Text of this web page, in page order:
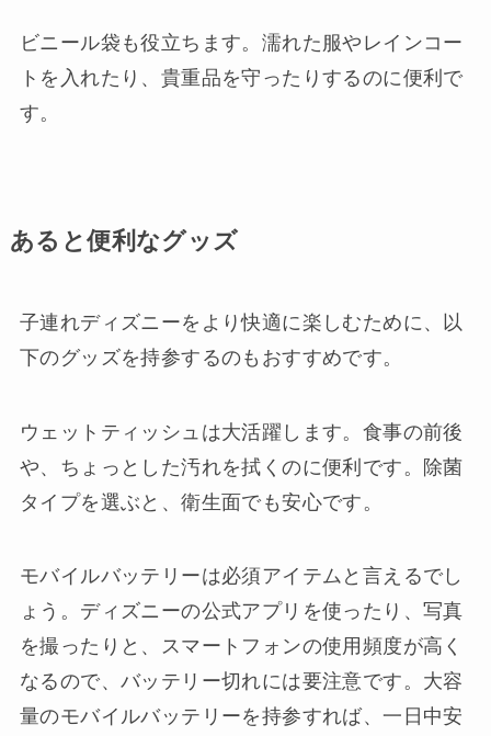
ビニール袋も役立ちます。濡れた服やレインコー
トを入れたり、貴重品を守ったりするのに便利で
す。
あると便利なグッズ
子連れディズニーをより快適に楽しむために、以
下のグッズを持参するのもおすすめです。
ウェットティッシュは大活躍します。食事の前後
や、ちょっとした汚れを拭くのに便利です。除菌
タイプを選ぶと、衛生面でも安心です。
モバイルバッテリーは必須アイテムと言えるでし
ょう。ディズニーの公式アプリを使ったり、写真
を撮ったりと、スマートフォンの使用頻度が高く
なるので、バッテリー切れには要注意です。大容
量のモバイルバッテリーを持参すれば、一日中安